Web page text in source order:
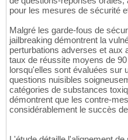
pour les mesures de sécurité
Malgré les garde-fous de
jailbreaking démontrent la
perturbations adverses et aux
taux de réussite moyens de
lorsqu'elles sont évaluées sur
questions nuisibles
catégories de substances
démontrent que les contre-
considérablement le succès